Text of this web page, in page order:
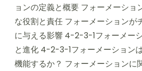
ョンの定義と概要 フォーメーショ
な役割と責任 フォーメーションが
に与える影響 4-2-3-1フォーメー
と進化 4-2-3-1フォーメーション
機能するか？ フォーメーションに